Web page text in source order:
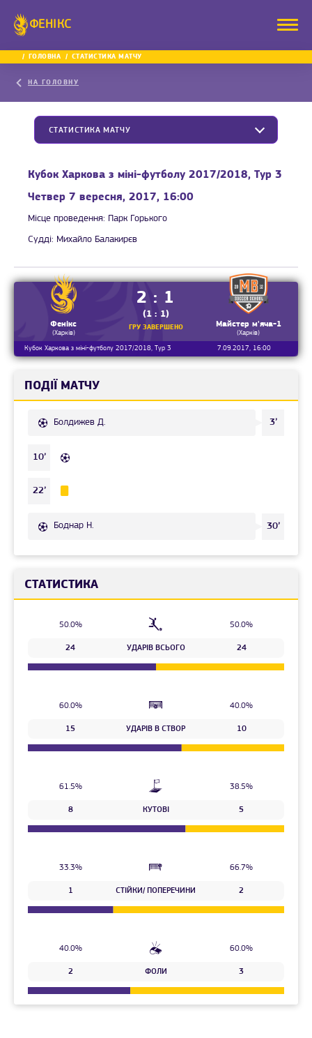
ФЕНІКС
ГОЛОВНА СТАТИСТИКА МАТЧУ
НА ГОЛОВНУ
СТАТИСТИКА МАТЧУ
Кубок Харкова з міні-футболу 2017/2018, Тур 3
Четвер 7 вересня, 2017, 16:00
Місце проведення: Парк Горького
Судді: Михайло Балакирєв
Фенікс
(Харків)
2 : 1
(1 : 1)
ГРУ ЗАВЕРШЕНО Майстер м'яча-1
(Харків)
Кубок Харкова з міні-футболу 2017/2018, Тур 3
7.09.2017, 16:00
ПОДІЇ МАТЧУ
Болдижев Д. 3’
10’
22’
Боднар Н. 30’
СТАТИСТИКА
50.0% 50.0%
24 УДАРІВ ВСЬОГО 24
60.0% 40.0%
15 УДАРІВ В СТВОР 10
61.5% 38.5%
8 КУТОВІ 5
33.3% 66.7%
1 СТІЙКИ/ ПОПЕРЕЧИНИ 2
40.0% 60.0%
2 ФОЛИ 3